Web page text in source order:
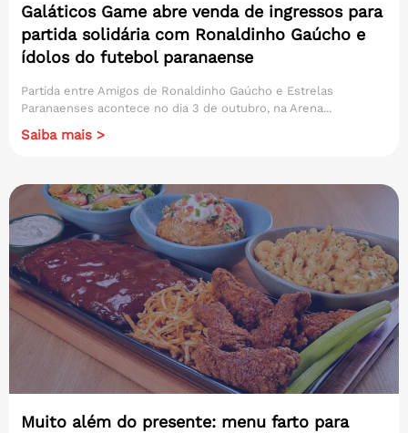
Galáticos Game abre venda de ingressos para
partida solidária com Ronaldinho Gaúcho e
ídolos do futebol paranaense
Partida entre Amigos de Ronaldinho Gaúcho e Estrelas
Paranaenses acontece no dia 3 de outubro, na Arena...
Saiba mais >
Muito além do presente: menu farto para